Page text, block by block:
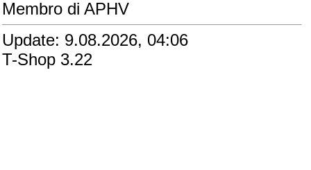
Membro di APHV
Update: 9.08.2026, 04:06
T-Shop 3.22